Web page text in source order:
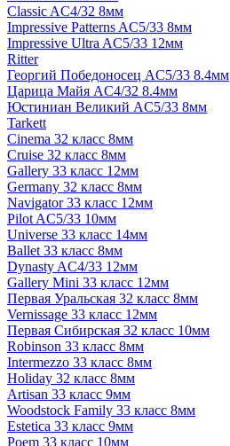
Classic AC4/32 8мм
Impressive Patterns AC5/33 8мм
Impressive Ultra AC5/33 12мм
Ritter
Георгий Победоносец AC5/33 8.4мм
Царица Майя AC4/32 8.4мм
Юстиниан Великий AC5/33 8мм
Tarkett
Cinema 32 класс 8мм
Cruise 32 класс 8мм
Gallery 33 класс 12мм
Germany 32 класс 8мм
Navigator 33 класс 12мм
Pilot AC5/33 10мм
Universe 33 класс 14мм
Ballet 33 класс 8мм
Dynasty AC4/33 12мм
Gallery Mini 33 класс 12мм
Первая Уральская 32 класс 8мм
Vernissage 33 класс 12мм
Первая Сибирская 32 класс 10мм
Robinson 33 класс 8мм
Intermezzo 33 класс 8мм
Holiday 32 класс 8мм
Artisan 33 класс 9мм
Woodstock Family 33 класс 8мм
Estetica 33 класс 9мм
Poem 33 класс 10мм